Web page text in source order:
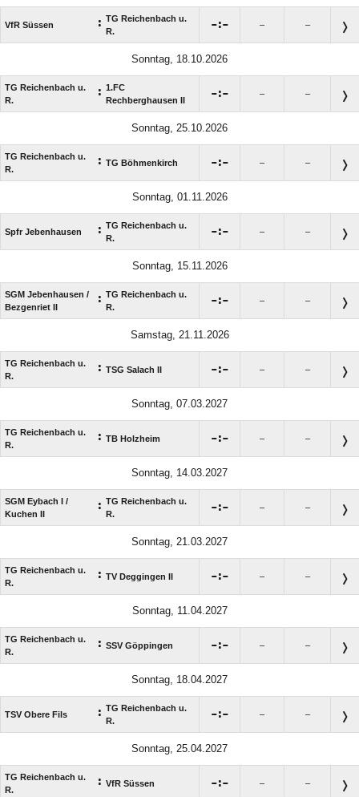
VfR Süssen : TG Reichenbach u.
R.
: – –
Sonntag, 18.10.2026
TG Reichenbach u.
R.
: 1.FC
Rechberghausen II
: – –
Sonntag, 25.10.2026
TG Reichenbach u.
R.
: TG Böhmenkirch : – –
Sonntag, 01.11.2026
Spfr Jebenhausen : TG Reichenbach u.
R.
: – –
Sonntag, 15.11.2026
SGM Jebenhausen /​
Bezgenriet II
: TG Reichenbach u.
R.
: – –
Samstag, 21.11.2026
TG Reichenbach u.
R.
: TSG Salach II : – –
Sonntag, 07.03.2027
TG Reichenbach u.
R.
: TB Holzheim : – –
Sonntag, 14.03.2027
SGM Eybach I /​
Kuchen II
: TG Reichenbach u.
R.
: – –
Sonntag, 21.03.2027
TG Reichenbach u.
R.
: TV Deggingen II : – –
Sonntag, 11.04.2027
TG Reichenbach u.
R.
: SSV Göppingen : – –
Sonntag, 18.04.2027
TSV Obere Fils : TG Reichenbach u.
R.
: – –
Sonntag, 25.04.2027
TG Reichenbach u.
R.
: VfR Süssen : – –